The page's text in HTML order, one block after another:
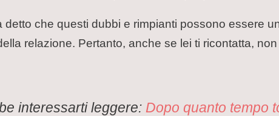
detto che questi dubbi e rimpianti possono essere
relazione. Pertanto, anche se lei ti ricontatta,
interessarti leggere: Dopo quanto tempo